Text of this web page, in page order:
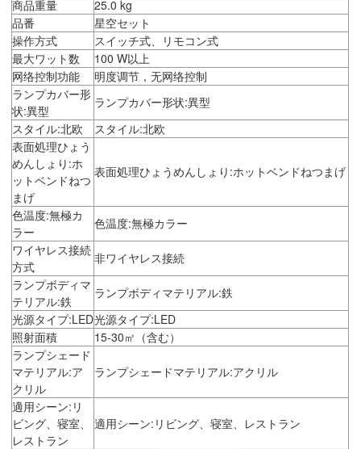
商品重量
25.0 kg
品番
星空セット
操作方式
スイッチ式、リモコン式
最大ワット数
100 W以上
网络控制功能
明度调节，无网络控制
ランプカバー形
状:異型
ランプカバー形状:異型
スタイル:北欧
スタイル:北欧
表面処理ひょう
めんしょり:ホ
ットベンドねつ
まげ
表面処理ひょうめんしょり:ホットベンドねつまげ
色温度:無極カ
ラー
色温度:無極カラー
ワイヤレス接続
方式
非ワイヤレス接続
ランプボディマ
テリアル:鉄
ランプボディマテリアル:鉄
光源タイプ:LED光源タイプ:LED
照射面積
15-30㎡（含む）
ランプシェード
マテリアル:ア
クリル
ランプシェードマテリアル:アクリル
適用シーン:リ
ビング、寝室、
レストラン
適用シーン:リビング、寝室、レストラン